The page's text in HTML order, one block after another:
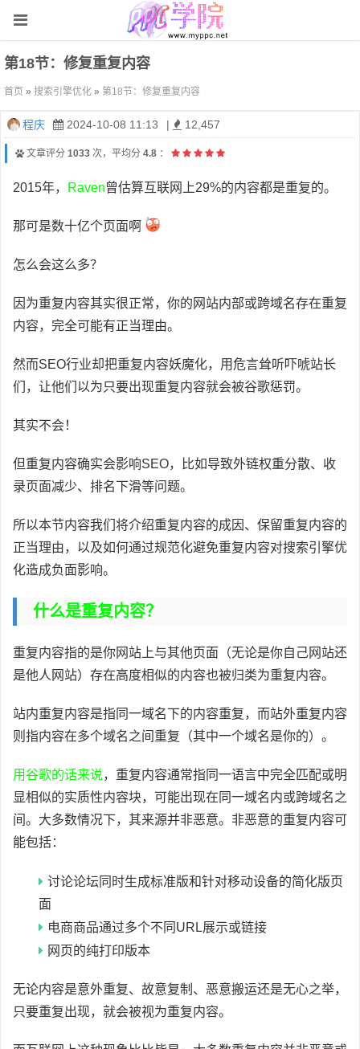
第18节：修复重复内容
首页 » 搜索引擎优化 » 第18节：修复重复内容
程庆 2024-10-08 11:13 | 12,457
文章评分 1033 次，平均分 4.8 ：
2015年， Raven曾估算互联网上29%的内容都是重复的。
那可是数十亿个页面啊
怎么会这么多？
因为重复内容其实很正常，你的网站内部或跨域名存在重复
内容，完全可能有正当理由。
然而SEO行业却把重复内容妖魔化，用危言耸听吓唬站长
们，让他们以为只要出现重复内容就会被谷歌惩罚。
其实不会！
但重复内容确实会影响SEO，比如导致外链权重分散、收
录页面减少、排名下滑等问题。
所以本节内容我们将介绍重复内容的成因、保留重复内容的
正当理由，以及如何通过规范化避免重复内容对搜索引擎优
化造成负面影响。
什么是重复内容？
重复内容指的是你网站上与其他页面（无论是你自己网站还
是他人网站）存在高度相似的内容也被归类为重复内容。
站内重复内容是指同一域名下的内容重复，而站外重复内容
则指内容在多个域名之间重复（其中一个域名是你的）。
用谷歌的话来说，重复内容通常指同一语言中完全匹配或明
显相似的实质性内容块，可能出现在同一域名内或跨域名之
间。大多数情况下，其来源并非恶意。非恶意的重复内容可
能包括：
讨论论坛同时生成标准版和针对移动设备的简化版页
面
电商商品通过多个不同URL展示或链接
网页的纯打印版本
无论内容是意外重复、故意复制、恶意搬运还是无心之举，
只要重复出现，就会被视为重复内容。